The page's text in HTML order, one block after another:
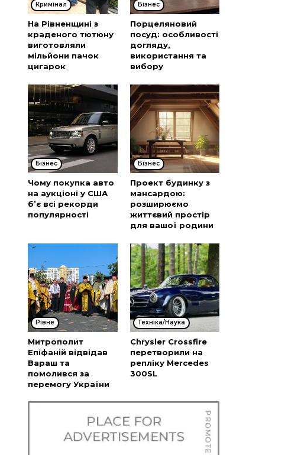
Кримінал
На Рівненщині з
краденого тютюну
виготовляли
мільйони пачок
цигарок
Бізнес
Порцеляновий
посуд: особливості
догляду,
використання та
вибору
Бізнес
Чому покупка авто
на аукціоні у США
б’є всі рекорди
популярності
Бізнес
Проект будинку з
мансардою:
розширюємо
життєвий простір
для вашої родини
Рівне
Митрополит
Епіфаній відвідав
Вараш та
помолився за
перемогу України
Техніка/Наука
Chrysler Crossfire
перетворили на
репліку Mercedes
300SL